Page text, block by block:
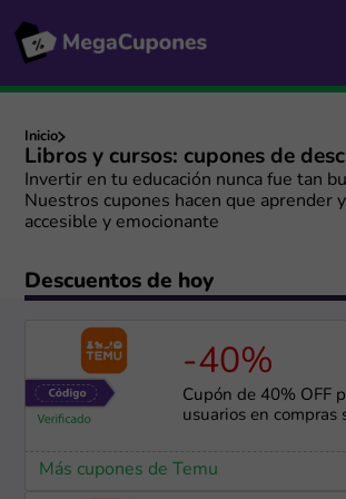
Inicio
Libros y cursos: cupones de
Invertir en tu educación nunca fue tan
Nuestros cupones hacen que aprender
accesible y emocionante
Descuentos de hoy
-40%
Cupón de 40% OFF
usuarios en compras
Más cupones de Temu